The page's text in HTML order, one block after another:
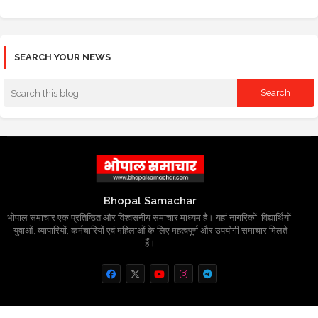
SEARCH YOUR NEWS
Bhopal Samachar
भोपाल समाचार एक प्रतिष्ठित और विश्वसनीय समाचार माध्यम है। यहां नागरिकों, विद्यार्थियों,
युवाओं, व्यापारियों, कर्मचारियों एवं महिलाओं के लिए महत्वपूर्ण और उपयोगी समाचार मिलते
हैं।